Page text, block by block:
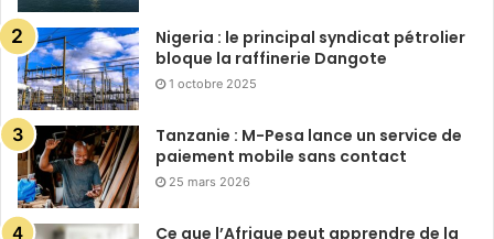
Nigeria : le principal syndicat pétrolier
bloque la raffinerie Dangote
1 octobre 2025
Tanzanie : M-Pesa lance un service de
paiement mobile sans contact
25 mars 2026
Ce que l’Afrique peut apprendre de la